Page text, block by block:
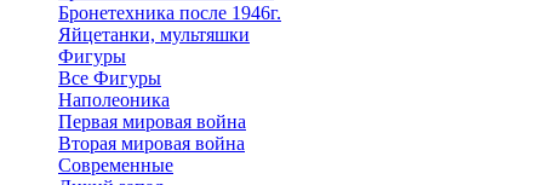
Бронетехника после 1946г.
Яйцетанки, мультяшки
Фигуры
Все Фигуры
Наполеоника
Первая мировая война
Вторая мировая война
Современные